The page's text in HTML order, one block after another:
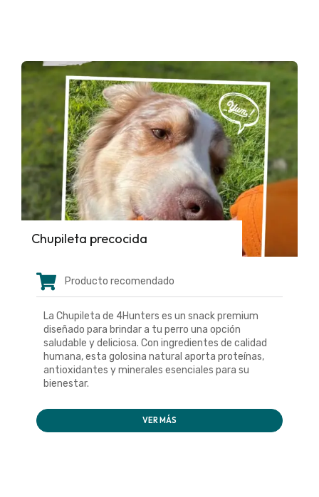
Chupileta precocida
Producto recomendado
La Chupileta de 4Hunters es un snack premium
diseñado para brindar a tu perro una opción
saludable y deliciosa. Con ingredientes de calidad
humana, esta golosina natural aporta proteínas,
antioxidantes y minerales esenciales para su
bienestar.
VER MÁS